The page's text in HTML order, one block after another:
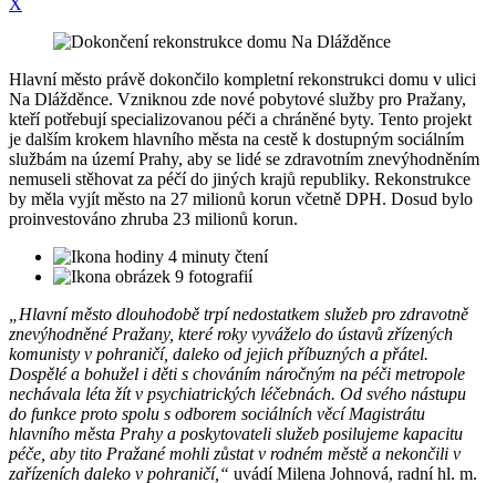
X
Hlavní město právě dokončilo kompletní rekonstrukci domu v ulici
Na Dlážděnce. Vzniknou zde nové pobytové služby pro Pražany,
kteří potřebují specializovanou péči a chráněné byty. Tento projekt
je dalším krokem hlavního města na cestě k dostupným sociálním
službám na území Prahy, aby se lidé se zdravotním znevýhodněním
nemuseli stěhovat za péčí do jiných krajů republiky. Rekonstrukce
by měla vyjít město na 27 milionů korun včetně DPH. Dosud bylo
proinvestováno zhruba 23 milionů korun.
4 minuty čtení
9 fotografií
„Hlavní město dlouhodobě trpí nedostatkem služeb pro zdravotně
znevýhodněné Pražany, které roky vyváželo do ústavů zřízených
komunisty v pohraničí, daleko od jejich příbuzných a přátel.
Dospělé a bohužel i děti s chováním náročným na péči metropole
nechávala léta žít v psychiatrických léčebnách. Od svého nástupu
do funkce proto spolu s odborem sociálních věcí Magistrátu
hlavního města Prahy a poskytovateli služeb posilujeme kapacitu
péče, aby tito Pražané mohli zůstat v rodném městě a nekončili v
zařízeních daleko v pohraničí,“ uvádí Milena Johnová, radní hl. m.